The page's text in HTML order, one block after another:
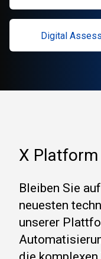
Digital
X
Bleiben Sie
neuesten
unserer